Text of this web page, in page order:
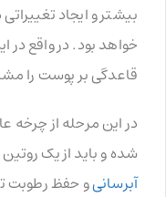
بیشتر و ایجاد
خواهد بود. در واقع در
قاعدگی بر پوست را
در این مرحله از
شده و باید از یک
آبرسانیو حفظ رطوبت